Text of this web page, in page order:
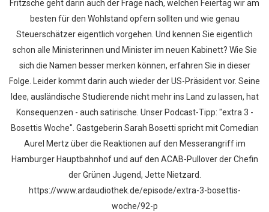
Fritzsche geht darin auch der Frage nach, welchen Feiertag wir am
besten für den Wohlstand opfern sollten und wie genau
Steuerschätzer eigentlich vorgehen. Und kennen Sie eigentlich
schon alle Ministerinnen und Minister im neuen Kabinett? Wie Sie
sich die Namen besser merken können, erfahren Sie in dieser
Folge. Leider kommt darin auch wieder der US-Präsident vor. Seine
Idee, ausländische Studierende nicht mehr ins Land zu lassen, hat
Konsequenzen - auch satirische. Unser Podcast-Tipp: "extra 3 -
Bosettis Woche". Gastgeberin Sarah Bosetti spricht mit Comedian
Aurel Mertz über die Reaktionen auf den Messerangriff im
Hamburger Hauptbahnhof und auf den ACAB-Pullover der Chefin
der Grünen Jugend, Jette Nietzard.
https://www.ardaudiothek.de/episode/extra-3-bosettis-
woche/92-p